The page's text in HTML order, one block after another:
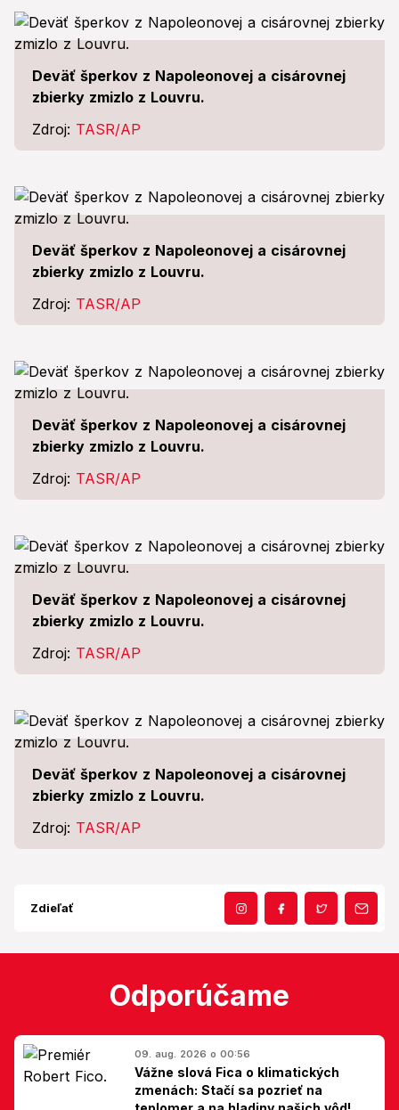
Deväť šperkov z Napoleonovej a cisárovnej
zbierky zmizlo z Louvru.
Zdroj: TASR/AP
Deväť šperkov z Napoleonovej a cisárovnej
zbierky zmizlo z Louvru.
Zdroj: TASR/AP
Deväť šperkov z Napoleonovej a cisárovnej
zbierky zmizlo z Louvru.
Zdroj: TASR/AP
Deväť šperkov z Napoleonovej a cisárovnej
zbierky zmizlo z Louvru.
Zdroj: TASR/AP
Deväť šperkov z Napoleonovej a cisárovnej
zbierky zmizlo z Louvru.
Zdroj: TASR/AP
Zdieľať
Odporúčame
09. aug. 2026 o 00:56
Vážne slová Fica o klimatických
zmenách: Stačí sa pozrieť na